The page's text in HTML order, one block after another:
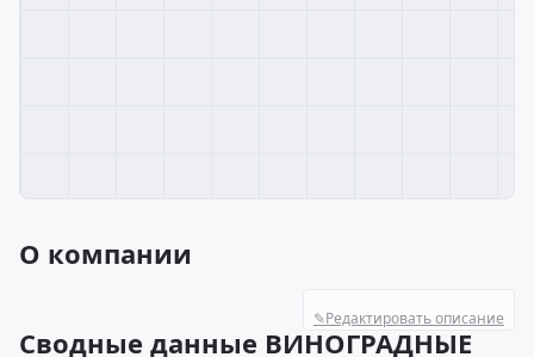
О компании
✎Редактировать описание
Сводные данные ВИНОГРАДНЫЕ